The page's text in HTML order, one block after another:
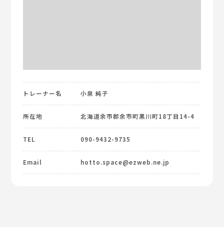
トレーナー名 小泉 純子
所在地 北海道余市郡余市町黒川町18丁目14-4
TEL 090-9432-9735
Email hotto.space@ezweb.ne.jp